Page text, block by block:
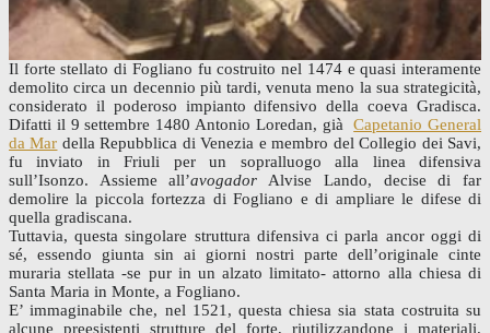
Il forte stellato di Fogliano fu costruito nel 1474 e quasi interamente
demolito circa un decennio più tardi, venuta meno la sua strategicità,
considerato il poderoso impianto difensivo della coeva Gradisca.
Difatti il 9 settembre 1480 Antonio Loredan, giàCapetanio General
da Mar della Repubblica di Venezia e membro del Collegio dei Savi,
fu inviato in Friuli per un sopralluogo alla linea difensiva
sull’Isonzo. Assieme all’avogador Alvise Lando, decise di far
demolire la piccola fortezza di Fogliano e di ampliare le difese di
quella gradiscana.
Tuttavia, questa singolare struttura difensiva ci parla ancor oggi di
sé, essendo giunta sin ai giorni nostri parte dell’originale cinte
muraria stellata -se pur in un alzato limitato- attorno alla chiesa di
Santa Maria in Monte, a Fogliano.
E’ immaginabile che, nel 1521, questa chiesa sia stata costruita su
alcune preesistenti strutture del forte, riutilizzandone i materiali.